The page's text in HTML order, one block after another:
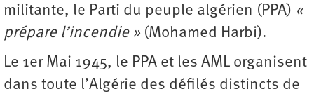
militante, le Parti du peuple algérien (PPA) «
prépare l’incendie » (Mohamed Harbi).
Le 1er Mai 1945, le PPA et les AML organisent
dans toute l’Algérie des défilés distincts de